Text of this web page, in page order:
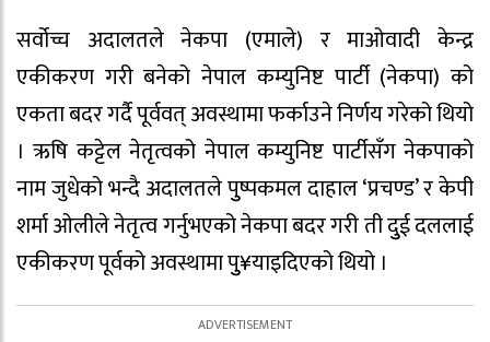
सर्वोच्च अदालतले नेकपा (एमाले) र माओवादी केन्द्र
एकीकरण गरी बनेको नेपाल कम्युनिष्ट पार्टी (नेकपा) को
एकता बदर गर्दै पूर्ववत् अवस्थामा फर्काउने निर्णय गरेको थियो
। ऋषि कट्टेल नेतृत्वको नेपाल कम्युनिष्ट पार्टीसँग नेकपाको
नाम जुधेको भन्दै अदालतले पुुष्पकमल दाहाल ‘प्रचण्ड’ र केपी
शर्मा ओलीले नेतृत्व गर्नुभएको नेकपा बदर गरी ती दुुई दललाई
एकीकरण पूर्वको अवस्थामा पुु¥याइदिएको थियो ।